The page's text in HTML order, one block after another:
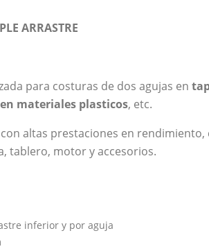
ARRASTRE
para costuras de dos agujas en
materiales plasticos, etc.
altas prestaciones en rendimiento,
tablero, motor y accesorios.
inferior y por aguja